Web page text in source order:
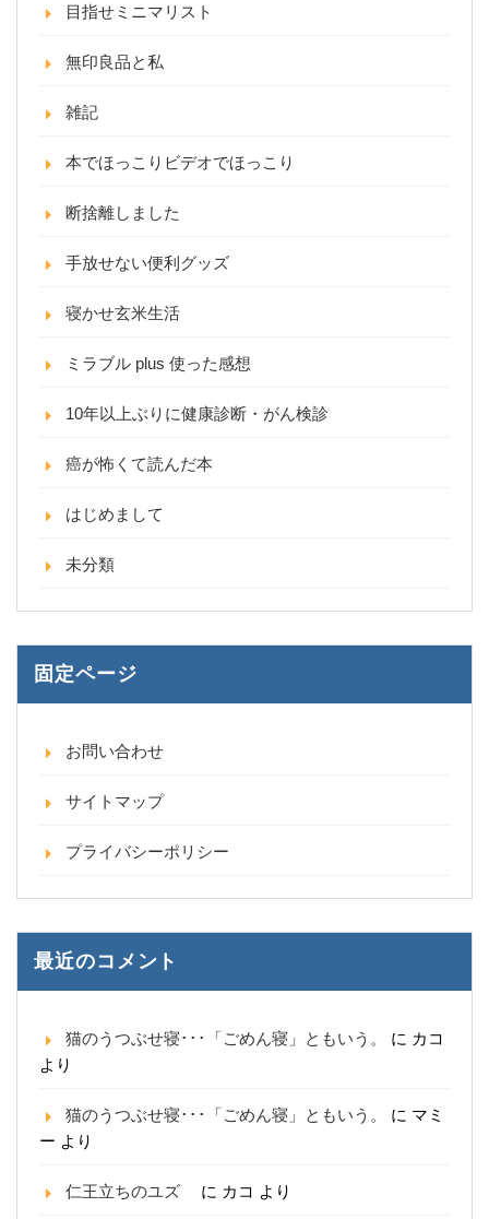
目指せミニマリスト
無印良品と私
雑記
本でほっこりビデオでほっこり
断捨離しました
手放せない便利グッズ
寝かせ玄米生活
ミラブル plus 使った感想
10年以上ぶりに健康診断・がん検診
癌が怖くて読んだ本
はじめまして
未分類
固定ページ
お問い合わせ
サイトマップ
プライバシーポリシー
最近のコメント
猫のうつぶせ寝･･･「ごめん寝」ともいう。 に カコ
より
猫のうつぶせ寝･･･「ごめん寝」ともいう。 に マミ
ー より
仁王立ちのユズ に カコ より